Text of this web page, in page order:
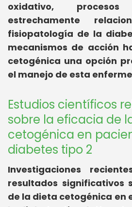
oxidativo,
estrechamente
fisiopatología de la
mecanismos de acción
cetogénica una opción
el manejo de esta
Estudios científicos
sobre la eficacia de
cetogénica en
diabetes tipo 2
Investigaciones
resultados significativos
de la dieta cetogénica en